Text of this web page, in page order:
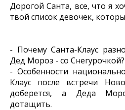
Дорогой Санта, все, что я
твой список девочек,
- Почему Санта-Клаус
Дед Мороз - со Снегурочкой?
- Особенности
Клаус после встречи
доберется, а Деда
дотащить.